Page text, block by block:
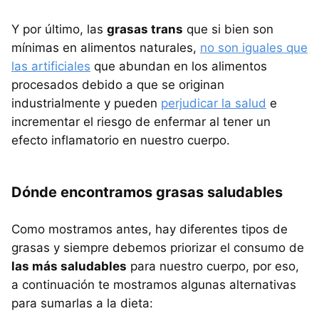
Y por último, las grasas trans que si bien son
mínimas en alimentos naturales, no son iguales que
las artificiales que abundan en los alimentos
procesados debido a que se originan
industrialmente y pueden perjudicar la salud e
incrementar el riesgo de enfermar al tener un
efecto inflamatorio en nuestro cuerpo.
Dónde encontramos grasas saludables
Como mostramos antes, hay diferentes tipos de
grasas y siempre debemos priorizar el consumo de
las más saludables para nuestro cuerpo, por eso,
a continuación te mostramos algunas alternativas
para sumarlas a la dieta: